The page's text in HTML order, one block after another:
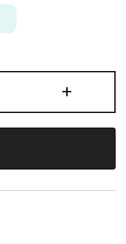
+